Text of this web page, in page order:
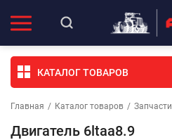
КАТАЛОГ ТОВАРОВ
Главная / Каталог товаров / Запчасти
Двигатель 6ltaa8.9